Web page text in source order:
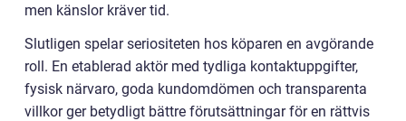
men känslor kräver tid.
Slutligen spelar seriositeten hos köparen en avgörande
roll. En etablerad aktör med tydliga kontaktuppgifter,
fysisk närvaro, goda kundomdömen och transparenta
villkor ger betydligt bättre förutsättningar för en rättvis